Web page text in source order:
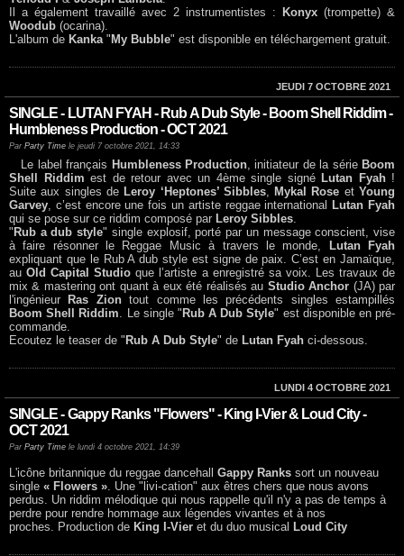
Il a également travaillé avec 2 instrumentistes :
Konyx (trompette) &
Woodub (ocarina).
L'album de Kanka" My Bubble" est disponible en téléchargement gratuit.
JEUDI 7 OCTOBRE 2021
SINGLE - LUTAN FYAH - Rub A Dub Style - Boom Shell Riddim -
Humbleness Production - OCT 2021
Par Party Time le jeudi 7 octobre 2021, 14:33
Le label français Humbleness Production, initiateur de la série Boom
Shell Riddim est de retour avec un 4ème single signé Lutan Fyah !
Suite aux singles de Leroy ‘Heptones’ Sibbles, Mykal Rose etYoung
Garvey, c’est encore une fois un artiste reggae international Lutan Fyah
qui se pose sur ce riddim composé par Leroy Sibbles.
" Rub a dub style" single explosif, porté par un message conscient, vise
à faire résonner le Reggae Music à travers le monde,
Lutan Fyah
expliquant que le Rub A dub style est signe de paix. C’est en Jamaïque,
auOld Capital Studioque l’artiste a enregistré sa voix. Les travaux de
mix & mastering ont quant à eux été réalisés au Studio Anchor (JA) par
l'ingénieur
Ras Ziontout comme les précédents singles estampillés
Boom Shell Riddim. Le single " Rub A Dub Style" est disponible en pré-
commande.
Ecoutez le teaser de " Rub A Dub Style" de Lutan Fyah ci-dessous.
LUNDI 4 OCTOBRE 2021
SINGLE - Gappy Ranks "Flowers" - King I-Vier & Loud City -
OCT 2021
Par Party Time le lundi 4 octobre 2021, 14:39
L'icône britannique du reggae dancehall Gappy Ranks sort un nouveau
single « Flowers ». Une "livi-cation" aux êtres chers que nous avons
perdus. Un riddim mélodique qui nous rappelle qu'il n'y a pas de temps à
perdre pour rendre hommage aux légendes vivantes et à nos
proches. Production de King I-Vier et du duo musical Loud City